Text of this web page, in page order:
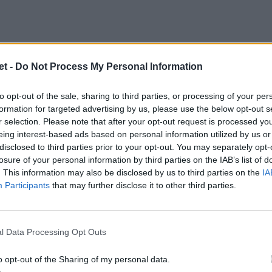
- Do Not Process My Personal Information
opt-out of the sale, sharing to third parties, or processing of your
for targeted advertising by us, please use the below opt-out
selection. Please note that after your opt-out request is processed
interest-based ads based on personal information utilized by us
to third parties prior to your opt-out. You may separately
of your personal information by third parties on the IAB’s list of
This information may also be disclosed by us to third parties on the
Participants that may further disclose it to other third parties.
Data Processing Opt Outs
opt-out of the Sharing of my personal data.
Sgorbini
Sei Nazioni Femminile 2026 raccontano
nelle prime tre giornate — Francia,
nel quarto turno contro l'Inghilterra, ha
Le cinque mete azzurre contro leRed
nella storia il bonus offensivo in una
cinque portano la sua firma. Contro la
player of the match per l'impatto nel
continuità dell'azione azzurra. Nella
al 48' su drive da touche ha fissato il
43-24 sul Galles. Nella prima fase del